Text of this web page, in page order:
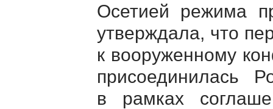
Осетией режима
утверждала, что
к вооруженному
присоединилась
в рамках